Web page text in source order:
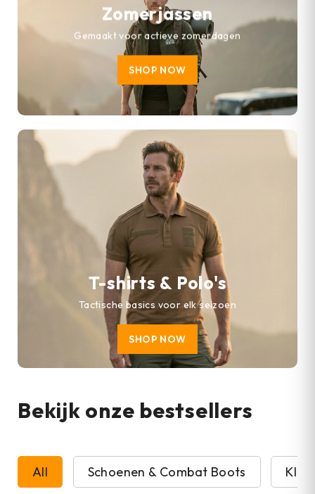
Zomerjassen
Gemaakt voor actieve zomerdagen
SHOP NOW
T-shirts & Polo's
Tactische basics voor elk seizoen
SHOP NOW
Bekijk onze bestsellers
All Schoenen & Combat Boots